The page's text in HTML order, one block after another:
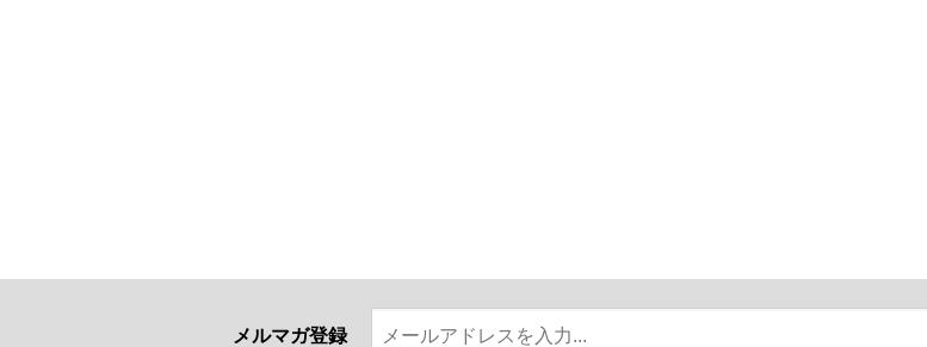
メルマガ登録